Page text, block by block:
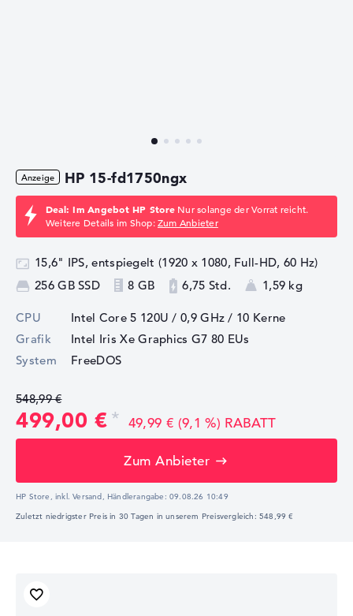
HP 15-fd1750ngx
Deal: Im Angebot HP Store Nur solange der Vorrat reicht.
Weitere Details im Shop:Zum Anbieter
15,6" IPS, entspiegelt (1920 x 1080, Full-HD, 60 Hz)
256 GB SSD
8 GB 6,75 Std. 1,59 kg
CPU Intel Core 5 120U / 0,9 GHz / 10 Kerne
Grafik
Intel Iris Xe Graphics G7 80 EUs
System
FreeDOS
548,99 €
499,00 € 49,99 € (9,1 %) RABATT
Zum Anbieter
HP Store, inkl. Versand, Händlerangabe:09.08.26 10:49
Zuletzt niedrigster Preis in 30 Tagen in unserem Preisvergleich: 548,99 €